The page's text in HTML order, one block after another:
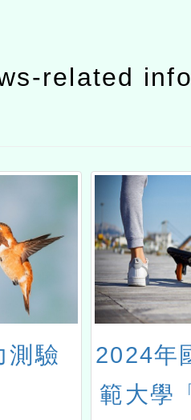
related
測驗
2024年
範大學